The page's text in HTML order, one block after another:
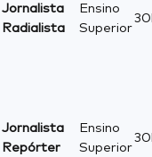
Jornalista
Radialista
Ensino
Superior
Jornalista
Repórter
Ensino
Superior